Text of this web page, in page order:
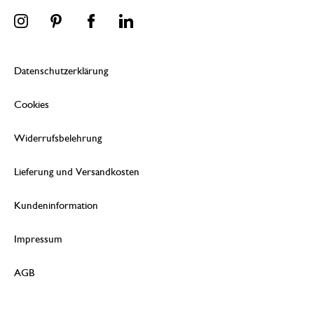
Datenschutzerklärung
Cookies
Widerrufsbelehrung
Lieferung und Versandkosten
Kundeninformation
Impressum
AGB